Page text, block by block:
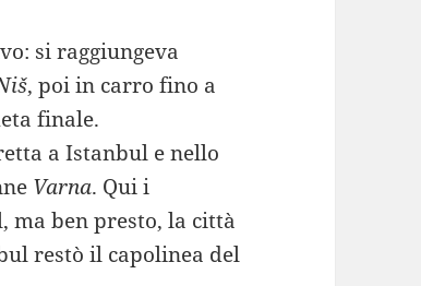
si raggiungeva
, poi in carro fino a
finale.
a Istanbul e nello
Varna. Qui i
ma ben presto, la città
restò il capolinea del